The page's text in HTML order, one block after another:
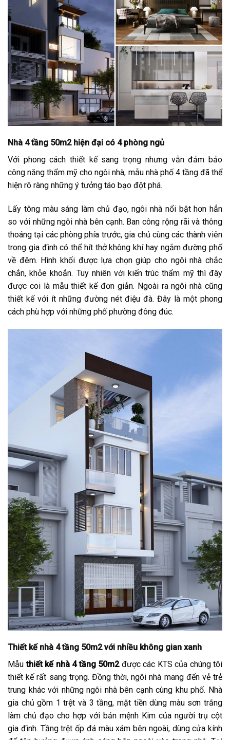
Nhà 4 tầng 50m2 hiện đại có 4 phòng ngủ
Với phong cách thiết kế sang trọng nhưng vẫn đảm bảo
công năng thẩm mỹ cho ngôi nhà, mẫu nhà phố 4 tầng đã thể
hiện rõ ràng những ý tưởng táo bạo đột phá.
Lấy tông màu sáng làm chủ đạo, ngôi nhà nổi bật hơn hẳn
so với những ngôi nhà bên cạnh. Ban công rộng rãi và thông
thoáng tại các phòng phía trước, gia chủ cùng các thành viên
trong gia đình có thể hít thở không khí hay ngắm đường phố
về đêm. Hình khối được lựa chọn giúp cho ngôi nhà chắc
chắn, khỏe khoắn. Tuy nhiên với kiến trúc thẩm mỹ thì đây
được coi là mẫu thiết kế đơn giản. Ngoài ra ngôi nhà cũng
thiết kế với ít những đường nét điệu đà. Đây là một phong
cách phù hợp với những phố phường đông đúc.
Thiết kế nhà 4 tầng 50m2 với nhiều không gian xanh
Mẫuthiết kế nhà 4 tầng 50m2được các KTS của chúng tôi
thiết kế rất sang trọng. Đồng thời, ngôi nhà mang đến vẻ trẻ
trung khác với những ngôi nhà bên cạnh cùng khu phố. Nhà
gia chủ gồm 1 trệt và 3 tầng, mặt tiền dùng màu sơn trắng
làm chủ đạo cho hợp với bản mệnh Kim của người trụ cột
gia đình. Tầng trệt ốp đá màu xám bên ngoài, dùng cửa kính